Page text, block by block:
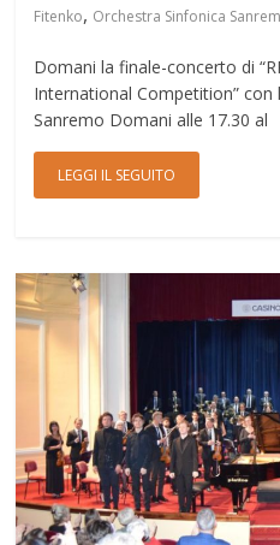
Fitenko, Orchestra Sinfonica
Domani la finale-concerto di
International Competition” con
Sanremo Domani alle 17.30 al
LEGGI IL SEGUITO